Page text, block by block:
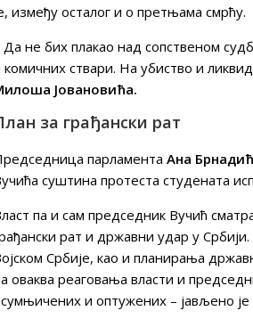
између осталог и о претњама смрћу.
Да не бих плакао над сопственом
комичних ствари. На убиство и
Јовановића.
за грађански рат
парламента Ана Брнадић
суштина протеста студената
па и сам председник Вучић
рат и државни удар у
Србије, као и планирања
оваква реаговања власти и
и оптужених – јављено је